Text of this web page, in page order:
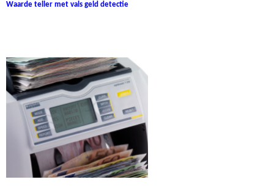
Waarde teller met vals geld detectie